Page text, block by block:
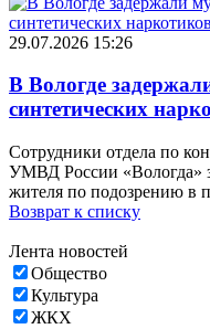
29.07.2026 15:26
В Вологде
синтетических
Сотрудники отдела по
УМВД России «Вологда»
жителя по подозрению в
Возврат к списку
Лента новостей
Общество
Культура
ЖКХ